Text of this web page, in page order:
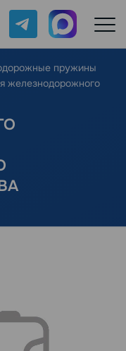
Telegram Max
пружины
железнодорожного